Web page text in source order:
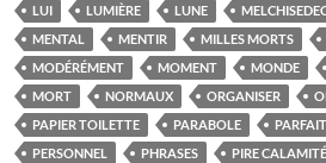
LUI
LUMIÈRE LUNE
MENTAL
MENTIR MILLES MORTS
MODÉRÉMENT
MOMENT MONDE
MORT
NORMAUX ORGANISER
PAPIER TOILETTE
PARABOLE PARFAIT
PERSONNEL
PHRASES PIRE CALAMITÉ